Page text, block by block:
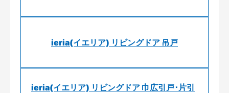
ieria(イエリア) リビングドア 吊戸
ieria(イエリア) リビングドア 巾広引戸･片引